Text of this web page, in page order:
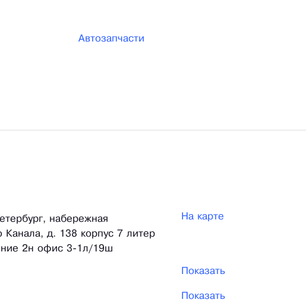
Автозапчасти
набережная
Канала, д. 138 корпус 7 литер
2н офис 3-1л/19ш
На карте
Показать
Показать